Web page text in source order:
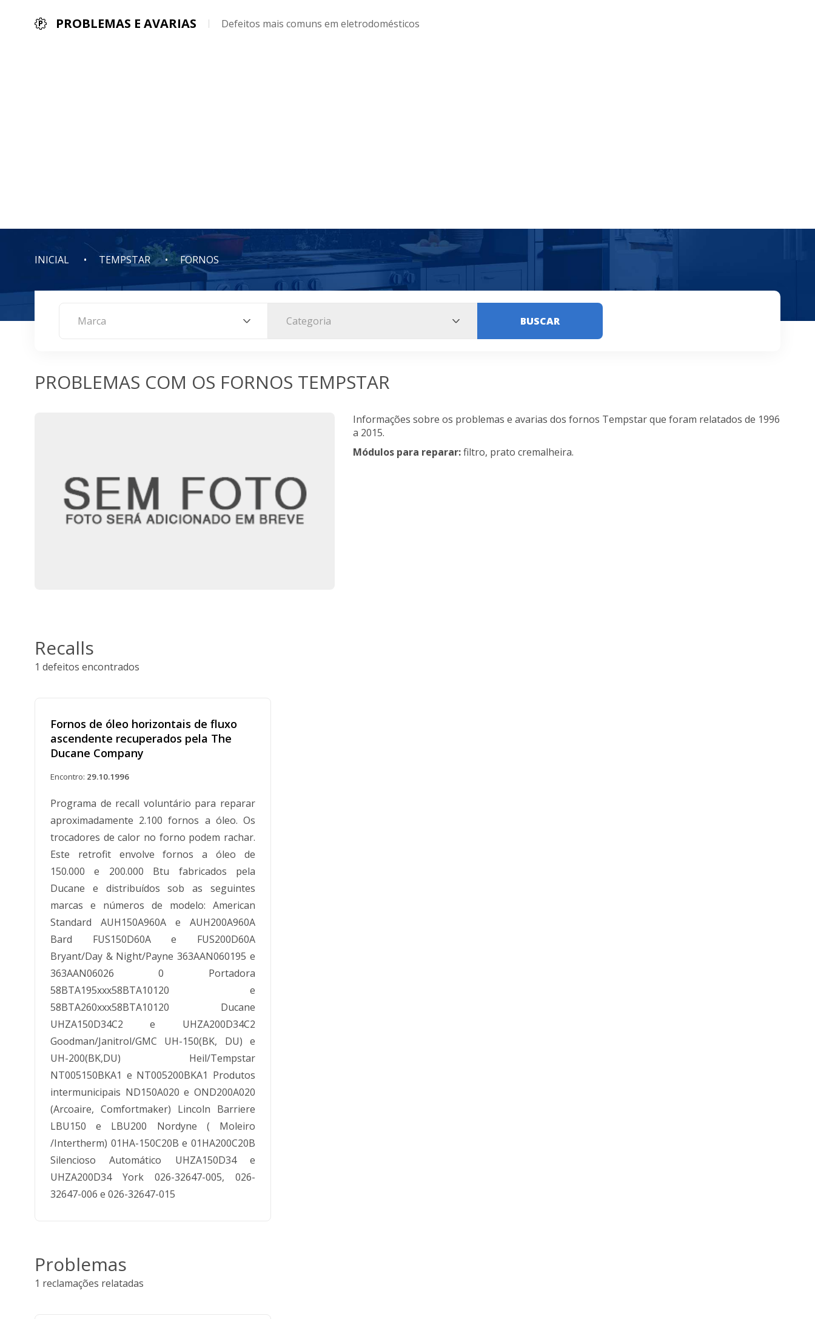
PROBLEMAS E AVARIAS Defeitos mais comuns em eletrodomésticos
INICIAL TEMPSTAR FORNOS
Marca Categoria BUSCAR
PROBLEMAS COM OS FORNOS TEMPSTAR
Informações sobre os problemas e avarias dos fornos Tempstar que foram relatados de 1996
a 2015.
Módulos para reparar:filtro, prato cremalheira.
Recalls
1 defeitos encontrados
Fornos de óleo horizontais de fluxo
ascendente recuperados pela The
Ducane Company
Encontro: 29.10.1996
Programa de recall voluntário para reparar
aproximadamente 2.100 fornos a óleo. Os
trocadores de calor no forno podem rachar.
Este retrofit envolve fornos a óleo de
150.000 e 200.000 Btu fabricados pela
Ducane e distribuídos sob as seguintes
marcas e números de modelo: American
Standard AUH150A960A e AUH200A960A
Bard FUS150D60A e FUS200D60A
Bryant/Day & Night/Payne 363AAN060195 e
363AAN06026 0 Portadora
58BTA195xxx58BTA10120 e
58BTA260xxx58BTA10120 Ducane
UHZA150D34C2 e UHZA200D34C2
Goodman/Janitrol/GMC UH-150(BK, DU) e
UH-200(BK,DU) Heil/Tempstar
NT005150BKA1 e NT005200BKA1 Produtos
intermunicipais ND150A020 e OND200A020
(Arcoaire, Comfortmaker) Lincoln Barriere
LBU150 e LBU200 Nordyne ( Moleiro
/Intertherm) 01HA-150C20B e 01HA200C20B
Silencioso Automático UHZA150D34 e
UHZA200D34 York 026-32647-005, 026-
32647-006 e 026-32647-015
Problemas
1 reclamações relatadas